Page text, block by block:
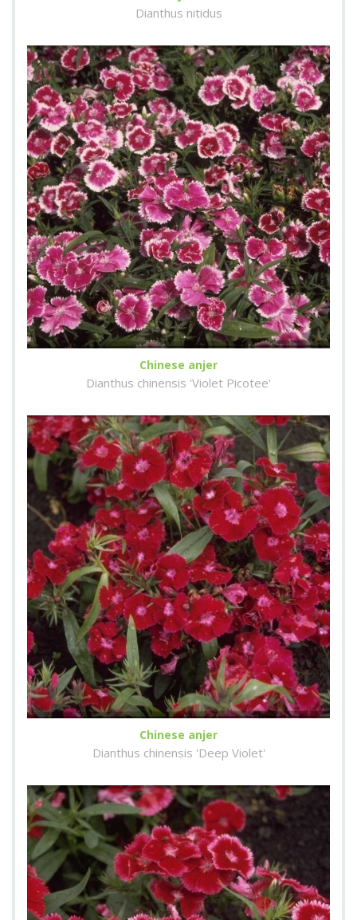
Dianthus nitidus
Chinese anjer
Dianthus chinensis 'Violet Picotee'
Chinese anjer
Dianthus chinensis 'Deep Violet'